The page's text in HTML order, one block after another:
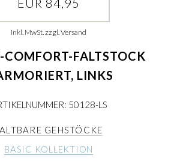
EUR 84,95
inkl. MwSt. zzgl. Versand
COMFORT-FALTSTOCK
LINKS
50128-LS
GEHSTÖCKE
BASIC KOLLEKTION